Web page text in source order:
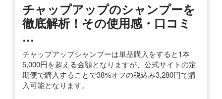
チャップアップのシャンプーを
徹底解析！その使用感・口コミ
…
チャップアップシャンプーは単品購入をすると1本
5,000円を超える金額となりますが、公式サイトの定
期便で購入することで38%オフの税込み3,280円で購
入可能となります。